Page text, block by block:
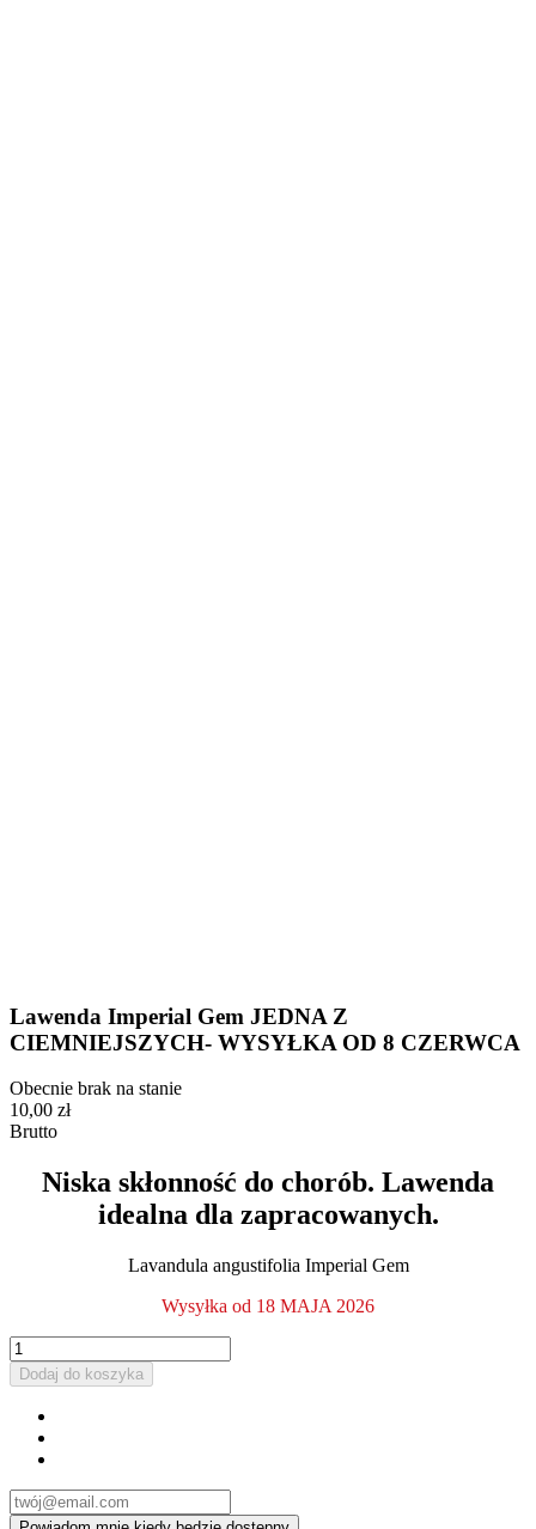
Lawenda Imperial Gem JEDNA Z
CIEMNIEJSZYCH- WYSYŁKA OD 8 CZERWCA
Obecnie brak na stanie
10,00 zł
Brutto
Niska skłonność do chorób. Lawenda
idealna dla zapracowanych.
Lavandula angustifolia Imperial Gem
Wysyłka od 18 MAJA 2026
Dodaj do koszyka